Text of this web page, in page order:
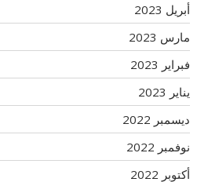
أبريل 2023
مارس 2023
فبراير 2023
يناير 2023
ديسمبر 2022
نوفمبر 2022
أكتوبر 2022